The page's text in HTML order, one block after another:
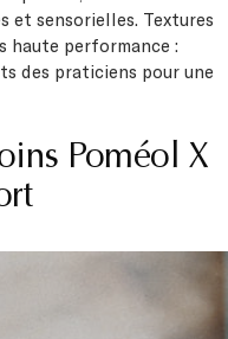
et sensorielles. Textures
haute performance :
des praticiens pour une
Poméol X